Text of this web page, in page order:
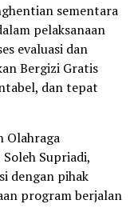
sementara
pelaksanaan
evaluasi dan
Bergizi Gratis
dan tepat
Olahraga
Supriadi,
dengan pihak
program berjalan